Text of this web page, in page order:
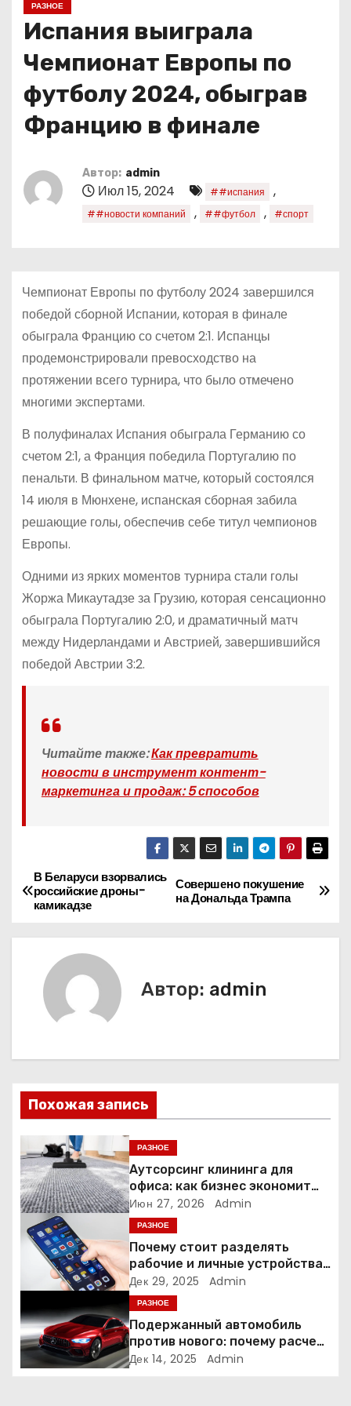
РАЗНОЕ
Испания выиграла
Чемпионат Европы по
футболу 2024, обыграв
Францию в финале
Автор: admin
Июл 15, 2024 ##испания ,
##новости компаний , ##футбол , #спорт
Чемпионат Европы по футболу 2024 завершился
победой сборной Испании, которая в финале
обыграла Францию со счетом 2:1. Испанцы
продемонстрировали превосходство на
протяжении всего турнира, что было отмечено
многими экспертами​.
В полуфиналах Испания обыграла Германию со
счетом 2:1, а Франция победила Португалию по
пенальти. В финальном матче, который состоялся
14 июля в Мюнхене, испанская сборная забила
решающие голы, обеспечив себе титул чемпионов
Европы​​.
Одними из ярких моментов турнира стали голы
Жоржа Микаутадзе за Грузию, которая сенсационно
обыграла Португалию 2:0, и драматичный матч
между Нидерландами и Австрией, завершившийся
победой Австрии 3:2​.
Читайте также:Как превратить
новости в инструмент контент-
маркетинга и продаж: 5 способов
Н
а
ц
и
я
п
о
з
п
и
Совершено покушение
на Дональда Трампа
В Беларуси взорвались
российские дроны-
камикадзе
Автор: admin
Похожая запись
РАЗНОЕ
Аутсорсинг клининга для
офиса: как бизнес экономит
время и деньги на уборке
Июн 27, 2026 Admin
РАЗНОЕ
Почему стоит разделять
рабочие и личные устройства
— и чем опасно всё смешивать
Дек 29, 2025 Admin
РАЗНОЕ
Подержанный автомобиль
против нового: почему расчет
часто подводит
Дек 14, 2025 Admin